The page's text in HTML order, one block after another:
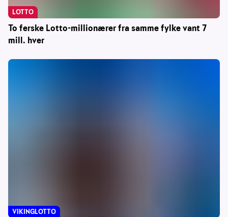
To ferske Lotto-millionærer fra samme fylke vant 7
mill. hver
LOTTO
VIKINGLOTTO